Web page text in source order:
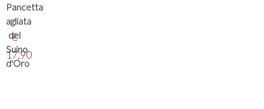
Pancetta
agliata
del
Suino
d'Oro
€
17,90